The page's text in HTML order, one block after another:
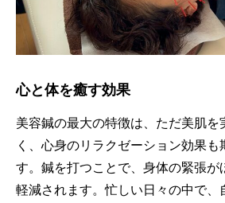
心と体を癒す効果
美容鍼の最大の特徴は、ただ美肌を
く、 心身のリラクゼーション効果も
す。 鍼を打つことで、身体の緊張が
軽減されます。忙しい日々の中で、